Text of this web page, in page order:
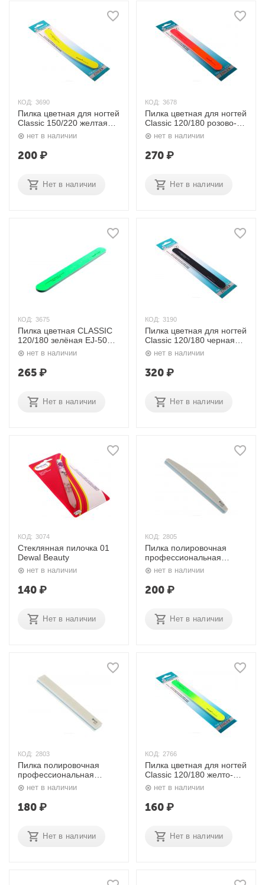
КОД: 3690
Пилка цветная для ногтей
Classic 150/220 желтая
ЕЕ-03 Zinger
нет в наличии
200₽
Нет в наличии
КОД: 3678
Пилка цветная для ногтей
Classic 120/180 розово-
оранжевая EJ-208 Zinger
нет в наличии
270₽
Нет в наличии
КОД: 3675
Пилка цветная CLASSIC
120/180 зелёная EJ-502
Zinger
нет в наличии
265₽
Нет в наличии
КОД: 3190
Пилка цветная для ногтей
Classic 120/180 черная
EJ-301 Zinger
нет в наличии
320₽
Нет в наличии
КОД: 3074
Стеклянная пилочка 01
Dewal Beauty
нет в наличии
140₽
Нет в наличии
КОД: 2805
Пилка полировочная
профессиональная
Улыбка 2 в 1, 9102919HS
Dewal
нет в наличии
200₽
Нет в наличии
КОД: 2803
Пилка полировочная
профессиональная
Квадратная 2 в 1,
9103308К Dewal
нет в наличии
180₽
Нет в наличии
КОД: 2766
Пилка цветная для ногтей
Classic 120/180 желто-
зеленая EJ-202 Zinger
нет в наличии
160₽
Нет в наличии